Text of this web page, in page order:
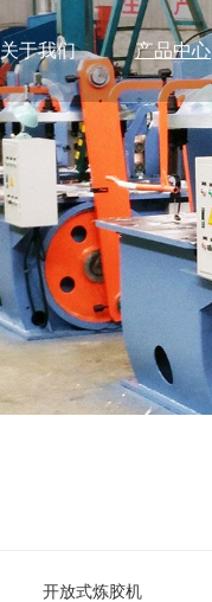
关于我们 产品中心
开放式炼胶机